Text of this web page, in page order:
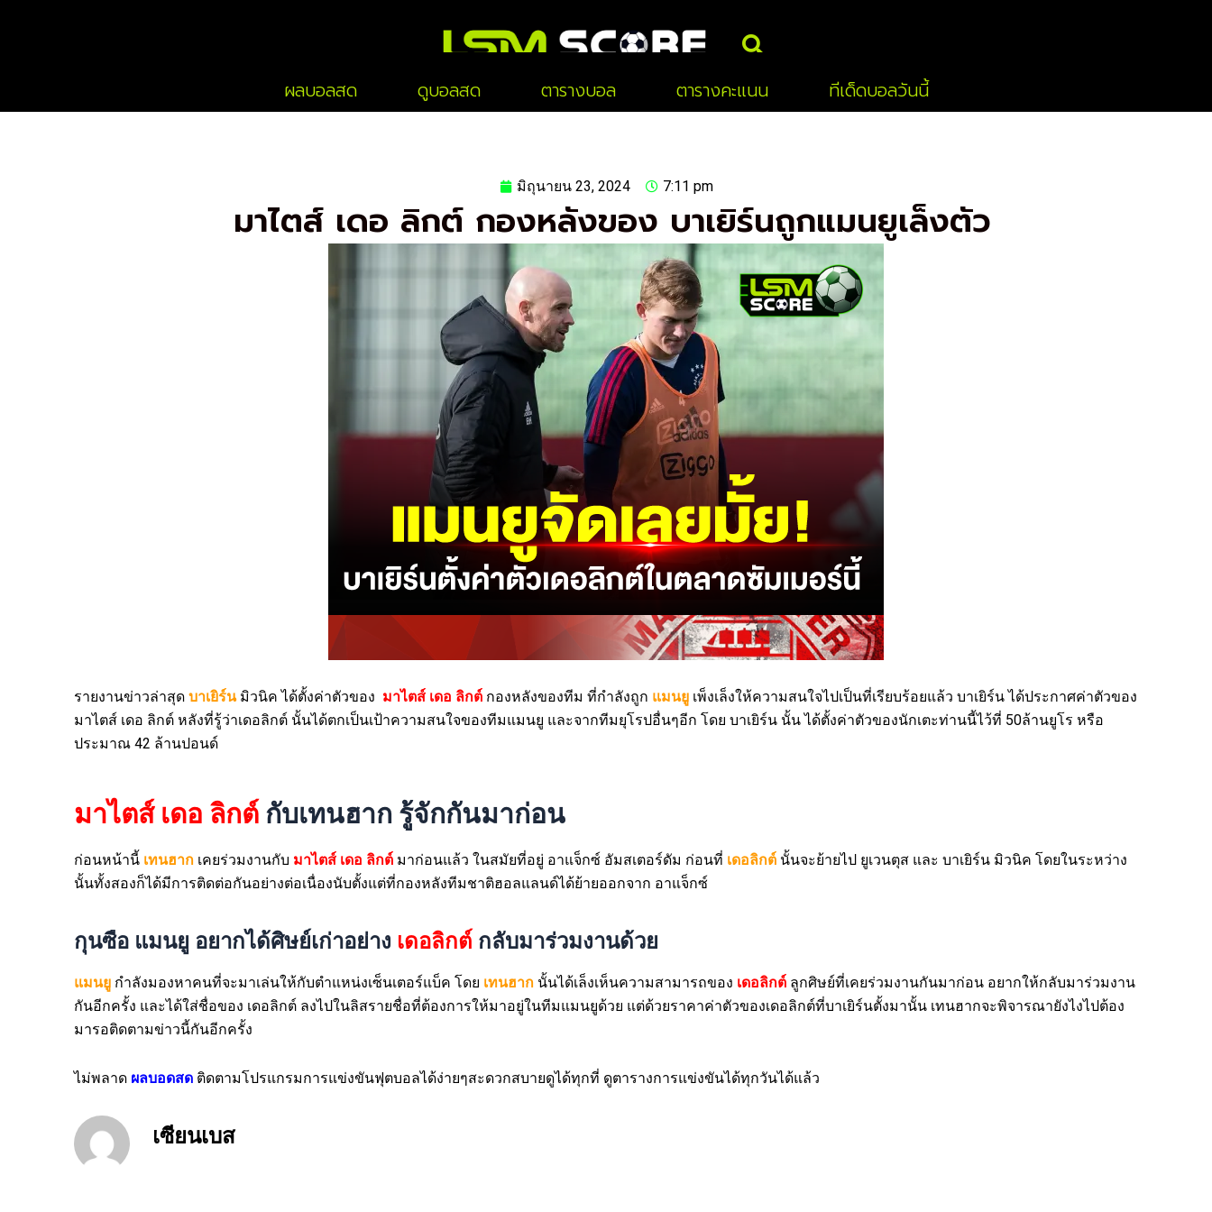
Search
ผลบอลสด ดูบอลสด ตารางบอล ตารางคะแนน ทีเด็ดบอลวันนี้
มิถุนายน 23, 2024 7:11 pm
มาไตส์ เดอ ลิกต์ กองหลังของ บาเยิร์นถูกแมนยูเล็งตัว
รายงานข่าวล่าสุด บาเยิร์นมิวนิค ได้ตั้งค่าตัวของ มาไตส์ เดอ ลิกต์ กองหลังของทีม ที่กำลังถูก แมนยู เพ็งเล็งให้ความสนใจไปเป็นที่เรียบร้อยแล้ว บาเยิร์น ได้ประกาศค่าตัวของ
มาไตส์ เดอ ลิกต์ หลังที่รู้ว่าเดอลิกต์ นั้นได้ตกเป็นเป้าความสนใจของทีมแมนยู และจากทีมยุโรปอื่นๆอีก โดย บาเยิร์น นั้น ได้ตั้งค่าตัวของนักเตะท่านนี้ไว้ที่ 50ล้านยูโร หรือ
ประมาณ 42 ล้านปอนด์
มาไตส์ เดอ ลิกต์ กับเทนฮาก รู้จักกันมาก่อน
ก่อนหน้านี้ เทนฮาก เคยร่วมงานกับ มาไตส์ เดอ ลิกต์ มาก่อนแล้ว ในสมัยที่อยู่ อาแจ็กซ์ อัมสเตอร์ดัม ก่อนที่ เดอลิกต์ นั้นจะย้ายไป ยูเวนตุส และ บาเยิร์น มิวนิค โดยในระหว่าง
นั้นทั้งสองก็ได้มีการติดต่อกันอย่างต่อเนื่องนับตั้งแต่ที่กองหลังทีมชาติฮอลแลนด์ได้ย้ายออกจาก อาแจ็กซ์
กุนซือ แมนยู อยากได้ศิษย์เก่าอย่าง เดอลิกต์ กลับมาร่วมงานด้วย
แมนยู กำลังมองหาคนที่จะมาเล่นให้กับตำแหน่งเซ็นเตอร์แบ็ค โดย เทนฮาก นั้นได้เล็งเห็นความสามารถของ เดอลิกต์ ลูกศิษย์ที่เคยร่วมงานกันมาก่อน อยากให้กลับมาร่วมงาน
กันอีกครั้ง และได้ใส่ชื่อของ เดอลิกต์ ลงไปในลิสรายชื่อที่ต้องการให้มาอยู่ในทีมแมนยูด้วย แต่ด้วยราคาค่าตัวของเดอลิกต์ที่บาเยิร์นตั้งมานั้น เทนฮากจะพิจารณายังไงไปต้อง
มารอติดตามข่าวนี้กันอีกครั้ง
ไม่พลาด ผลบอดสด ติดตามโปรแกรมการแข่งขันฟุตบอลได้ง่ายๆสะดวกสบายดูได้ทุกที่ ดูตารางการแข่งขันได้ทุกวันได้แล้ว
เซียนเบส